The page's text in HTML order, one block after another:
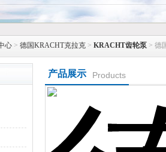
公司
心 > 德国KRACHT克拉克 > KRACHT齿轮泵 > 德
产品展示 Products